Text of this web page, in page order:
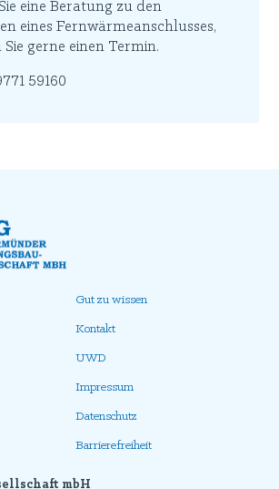
eine Beratung zu den
eines Fernwärmeanschlusses,
gerne einen Termin.
59160
Gut zu wissen
Kontakt
UWD
Impressum
Datenschutz
Barrierefreiheit
mbH